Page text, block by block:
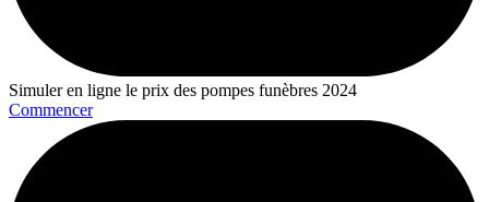
Simuler en ligne le prix des pompes funèbres 2024
Commencer